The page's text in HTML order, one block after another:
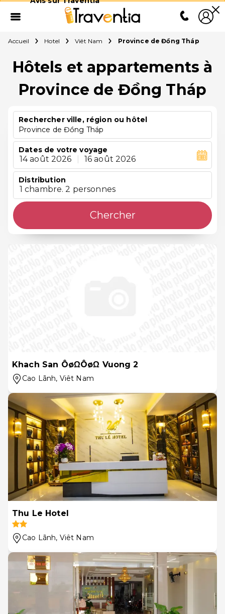
Accueil Hotel Viêt Nam Province de Đồng Tháp
Hôtels et appartements à
Province de Đồng Tháp
Rechercher ville, région ou hôtel
Province de Đồng Tháp
Dates de votre voyage
14 août 2026 16 août 2026
Distribution
1 chambre. 2 personnes
Chercher
Khach San ÔøΩÔøΩ Vuong 2
Cao Lãnh, Viêt Nam
Thu Le Hotel
Cao Lãnh, Viêt Nam